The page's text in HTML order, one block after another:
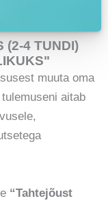
(2-4 TUNDI)
muuta oma
aitab
“Tahtejõust